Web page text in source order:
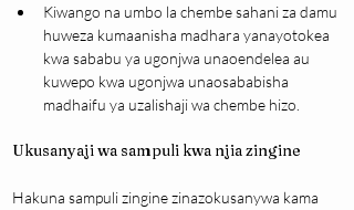
Kiwango na umbo la chembe sahani za damu
huweza kumaanisha madhara yanayotokea
kwa sababu ya ugonjwa unaoendelea au
kuwepo kwa ugonjwa unaosababisha
madhaifu ya uzalishaji wa chembe hizo.
Ukusanyaji wa sampuli kwa njia zingine
Hakuna sampuli zingine zinazokusanywa kama